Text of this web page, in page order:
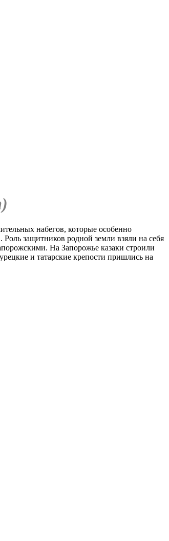
набегов, которые особенно
защитников родной земли взяли на себя
На Запорожье казаки строили
и татарские крепости пришлись на